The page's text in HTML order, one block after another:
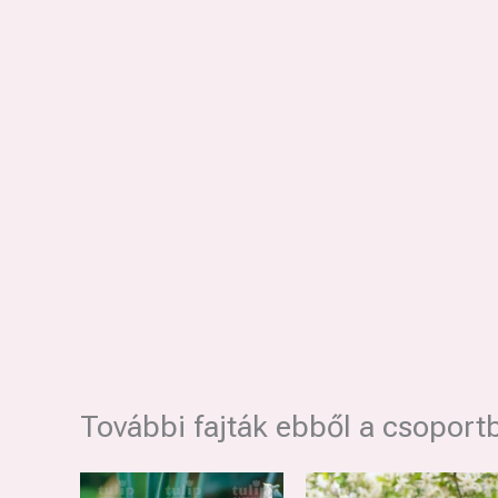
További fajták ebből a